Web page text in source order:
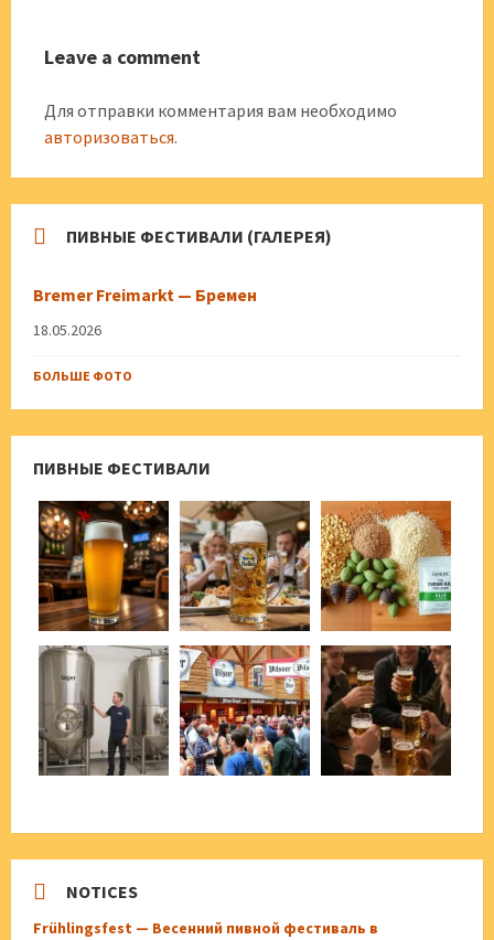
Leave a comment
Для отправки комментария вам необходимо
авторизоваться.
ПИВНЫЕ ФЕСТИВАЛИ (ГАЛЕРЕЯ)
Bremer Freimarkt — Бремен
18.05.2026
БОЛЬШЕ ФОТО
ПИВНЫЕ ФЕСТИВАЛИ
NOTICES
Frühlingsfest — Весенний пивной фестиваль в